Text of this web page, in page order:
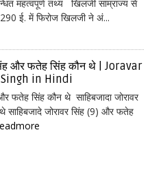
महत्वपूर्ण तथ्य खिलजी साम्राज्य से
ई. में फिरोज खिलजी ने अं...
सिंह और फतेह सिंह कौन थे | Joravar
in Hindi
फतेह सिंह कौन थे साहिबजादा जोरावर
जोरावर सिंह (9) और फतेह